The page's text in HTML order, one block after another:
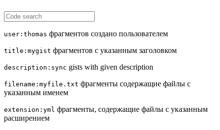
user:thomas фрагментов создано пользователем
title:mygist фрагментов с указанным заголовком
description:sync gists with given description
filename:myfile.txt фрагменты содержащие файлы с
указанным именем
extension:yml фрагменты, содержащие файлы с указанным
расширением